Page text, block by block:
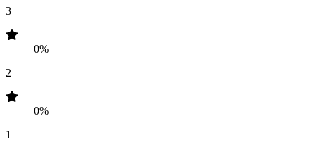
3
0%
2
0%
1